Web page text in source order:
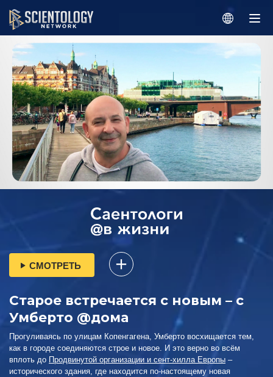
СМОТРЕТЬ
Старое встречается с новым – с
Умберто @дома
Прогуливаясь по улицам Копенгагена, Умберто восхищается тем,
как в городе соединяются строе и новое. И это верно во всём
вплоть до Продвинутой организации и сент-хилла Европы –
исторического здания, где находится по-настоящему новая